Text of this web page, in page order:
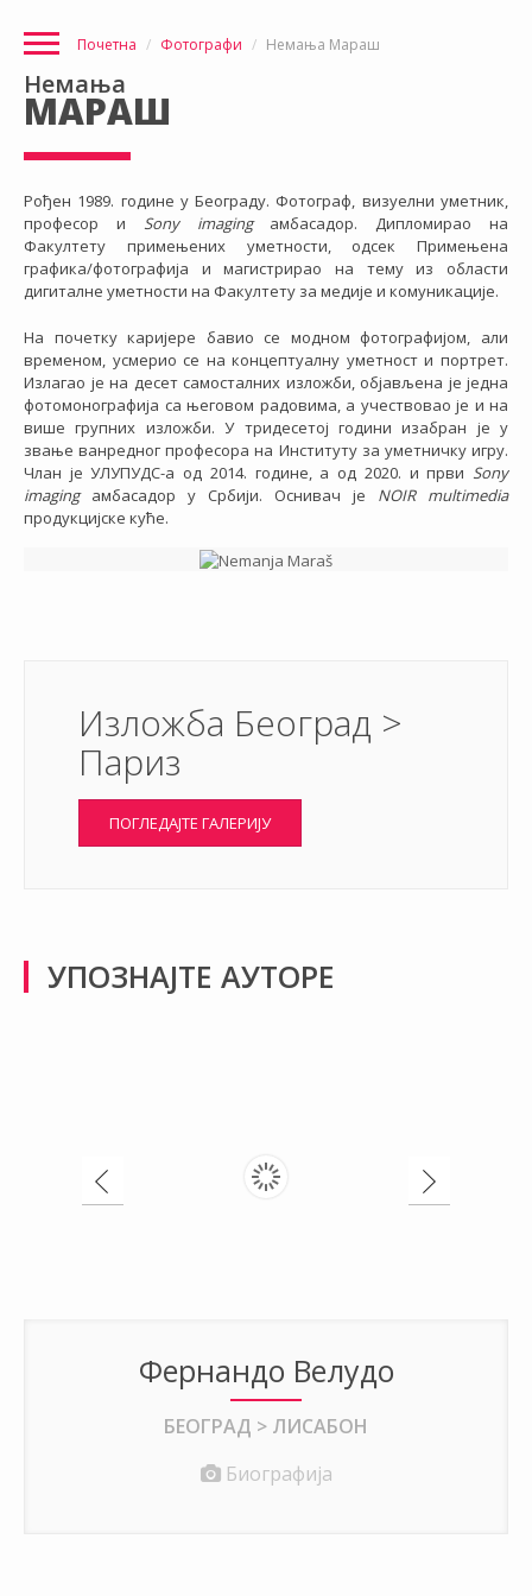
Почетна Фотографи Немања Мараш
Немања
МАРАШ
Рођен 1989. године у Београду. Фотограф, визуелни уметник,
професор и Sony imagingамбасадор. Дипломирао на
Факултету примењених уметности, одсек Примењена
графика/фотографија и магистрирао на тему из области
дигиталне уметности на Факултету за медије и комуникације.
На почетку каријере бавио се модном фотографијом, али
временом, усмерио се на концептуалну уметност и портрет.
Излагао је на десет самосталних изложби, објављена је једна
фотомонографија са његовом радовима, а учествовао је и на
више групних изложби. У тридесетој години изабран је у
звање ванредног професора на Институту за уметничку игру.
Члан је УЛУПУДС-a од 2014. године, а од 2020. и први Sony
imagingамбасадор у Србији. Оснивач је NOIR multimedia
продукцијске куће.
Изложба Београд >
Париз
ПОГЛЕДАЈТЕ ГАЛЕРИЈУ
УПОЗНАЈТЕ АУТОРЕ
Фернандо Велудо
БЕОГРАД > ЛИСАБОН
Биографија